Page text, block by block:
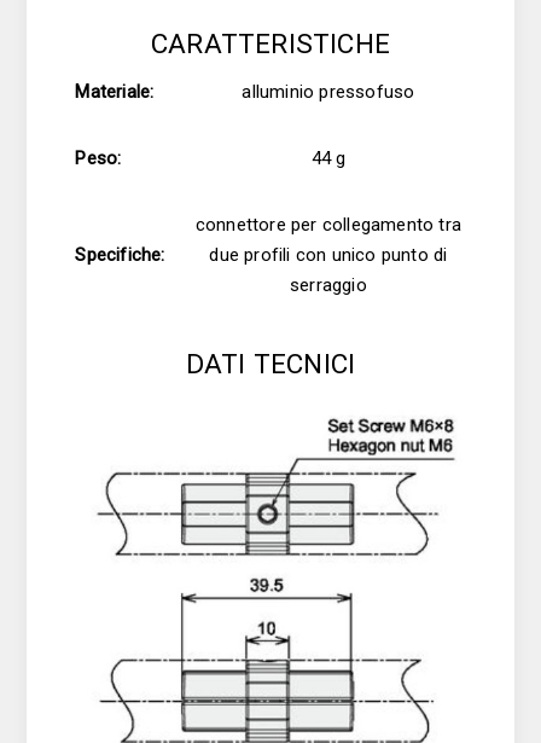
CARATTERISTICHE
Materiale: alluminio pressofuso
Peso: 44 g
Specifiche:
connettore per collegamento tra
due profili con unico punto di
serraggio
DATI TECNICI